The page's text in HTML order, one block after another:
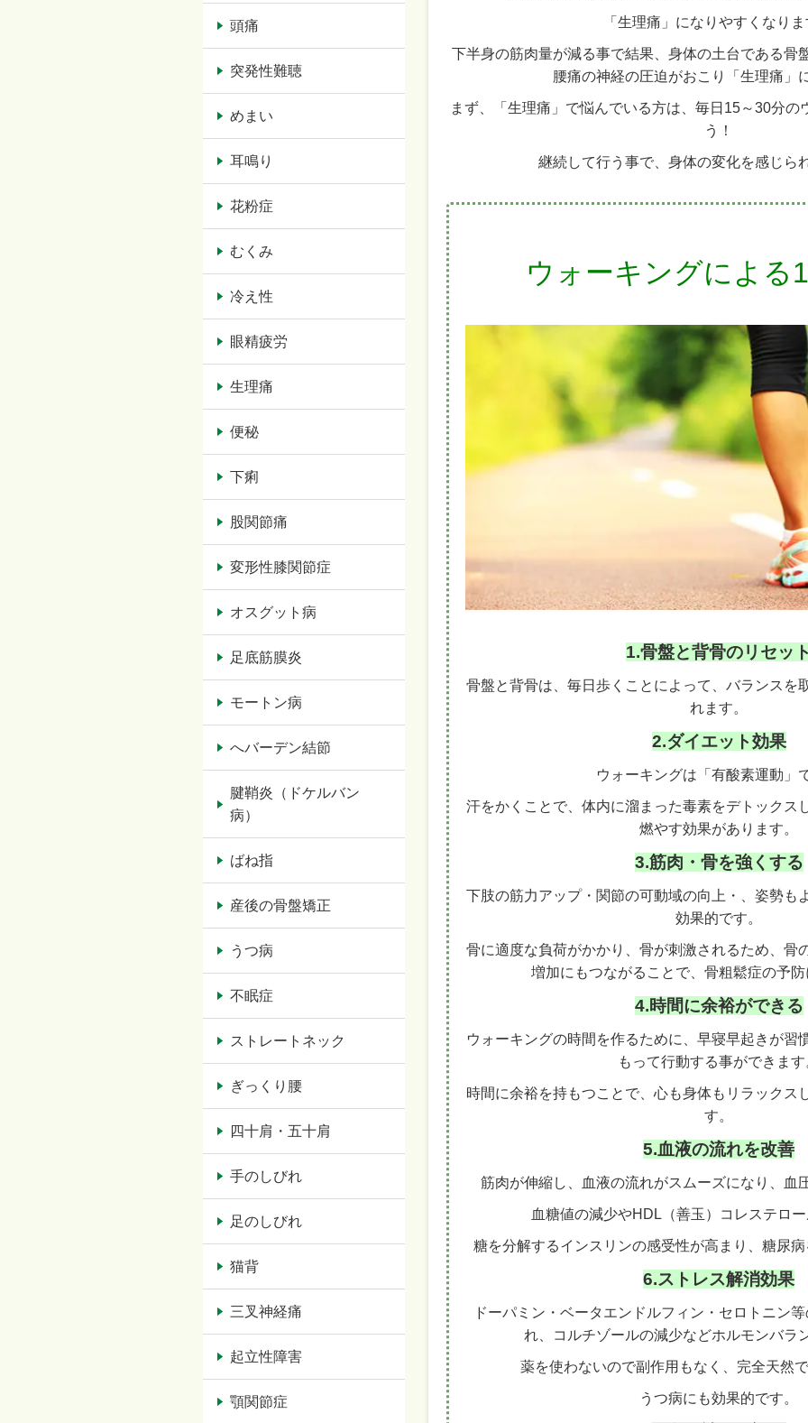
「生理痛」になりやすくなり
下半身の筋肉量が減る事で結果、身体の土台である骨
腰痛の神経の圧迫がおこり「生理痛」
まず、「生理痛」で悩んでいる方は、毎日15～30分の
う！
継続して行う事で、身体の変化を感じら
ウォーキングによる
1.骨盤と背骨のリセッ
骨盤と背骨は、毎日歩くことによって、バランスを
れます。
2.ダイエット効果
ウォーキングは「有酸素運動」
汗をかくことで、体内に溜まった毒素をデトックス
燃やす効果があります。
3.筋肉・骨を強くする
下肢の筋力アップ・関節の可動域の向上・、姿勢も
効果的です。
骨に適度な負荷がかかり、骨が刺激されるため、骨
増加にもつながることで、骨粗鬆症の予
4.時間に余裕ができる
ウォーキングの時間を作るために、早寝早起きが習
もって行動する事ができま
時間に余裕を持もつことで、心も身体もリラックス
す。
5.血液の流れを改善
筋肉が伸縮し、血液の流れがスムーズになり、血
血糖値の減少やHDL（善玉）コレステロ
糖を分解するインスリンの感受性が高まり、糖尿
6.ストレス解消効果
ドーパミン・ベータエンドルフィン・セロトニン
れ、コルチゾールの減少などホルモンバラ
薬を使わないので副作用もなく、完全天然
うつ病にも効果的です。
頭痛
突発性難聴
めまい
耳鳴り
花粉症
むくみ
冷え性
眼精疲労
生理痛
便秘
下痢
股関節痛
変形性膝関節症
オスグット病
足底筋膜炎
モートン病
へバーデン結節
腱鞘炎（ドケルバン
病）
ばね指
産後の骨盤矯正
うつ病
不眠症
ストレートネック
ぎっくり腰
四十肩・五十肩
手のしびれ
足のしびれ
猫背
三叉神経痛
起立性障害
顎関節症